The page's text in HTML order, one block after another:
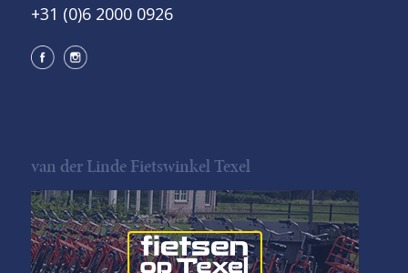
+31 (0)6 2000 0926
van der Linde Fietswinkel Texel